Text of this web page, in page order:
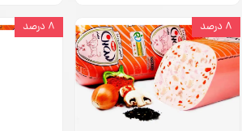
۸ درصد ۸ درصد